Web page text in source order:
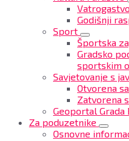
Godišnji
Sport
Športska
Gradsko
sportskim
Savjetovanje s
Otvorena
Zatvorena
Geoportal Grada
Za poduzetnike
Osnovne